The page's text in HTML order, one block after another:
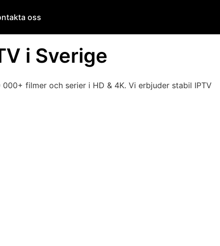
oss
i Sverige
filmer och serier i HD & 4K. Vi erbjuder stabil IPTV